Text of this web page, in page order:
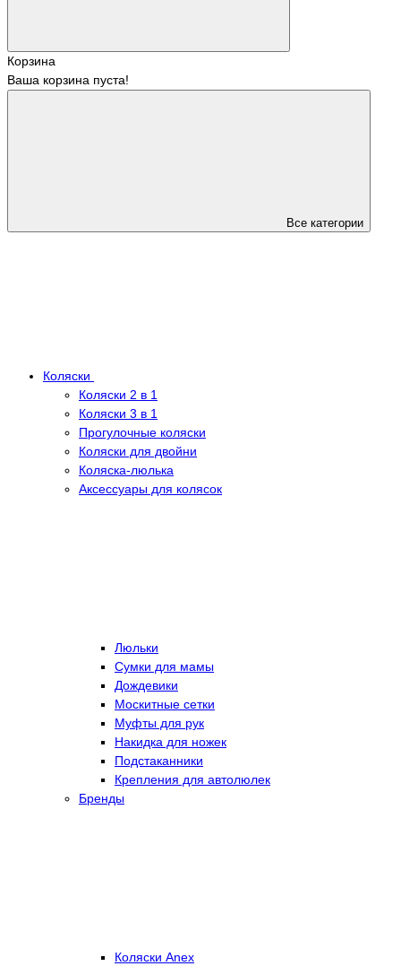
Корзина
Ваша корзина пуста!
Все категории
Коляски
Коляски 2 в 1
Коляски 3 в 1
Прогулочные коляски
Коляски для двойни
Коляска-люлька
Аксессуары для колясок
Люльки
Сумки для мамы
Дождевики
Москитные сетки
Муфты для рук
Накидка для ножек
Подстаканники
Крепления для автолюлек
Бренды
Коляски Anex